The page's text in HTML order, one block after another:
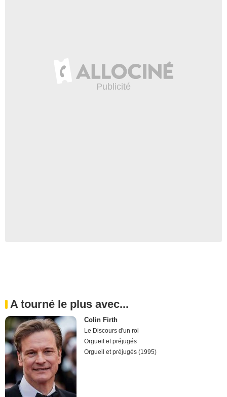
A tourné le plus avec...
Colin Firth
Le Discours d'un roi
Orgueil et préjugés
Orgueil et préjugés (1995)